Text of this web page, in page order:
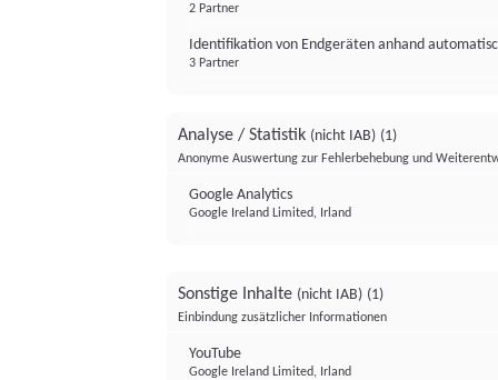
2 Partner
Identifikation von Endgeräten anhand
3 Partner
Analyse / Statistik (nicht IAB) (1)
Anonyme Auswertung zur Fehlerbehebung und
Google Analytics
Google Ireland Limited, Irland
Sonstige Inhalte (nicht IAB) (1)
Einbindung zusätzlicher Informationen
YouTube
Google Ireland Limited, Irland